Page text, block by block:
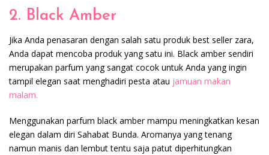
2. Black Amber
Jika Anda penasaran dengan salah satu produk best seller zara,
Anda dapat mencoba produk yang satu ini. Black amber sendiri
merupakan parfum yang sangat cocok untuk Anda yang ingin
tampil elegan saat menghadiri pesta atau jamuan makan
malam.
Menggunakan parfum black amber mampu meningkatkan kesan
elegan dalam diri Sahabat Bunda. Aromanya yang tenang
namun manis dan lembut tentu saja patut diperhitungkan